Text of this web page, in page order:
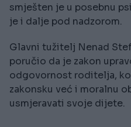
smješten je u posebnu
je i dalje pod nadzorom.
Glavni tužitelj Nenad
poručio da je zakon
odgovornost roditelja,
zakonsku već i moralnu
usmjeravati svoje dijete.